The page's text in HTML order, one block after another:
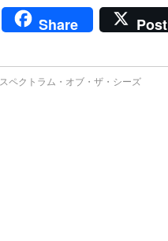
LineShare Post
ペクトラム・オブ・ザ・シーズ